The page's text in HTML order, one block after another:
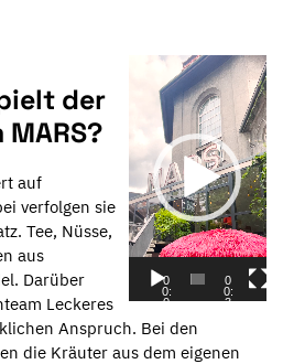
o
-
P
l
a
e
r
0
0:
0
0
0:
3
der
auf
verfolgen sie
Tee, Nüsse,
aus
Darüber
Leckeres
Anspruch. Bei den
die Kräuter aus dem eigenen